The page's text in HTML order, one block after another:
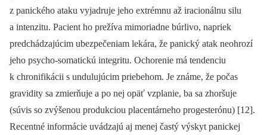
z panického ataku vyjadruje jeho extrémnu až iracionálnu silu
a intenzitu. Pacient ho prežíva mimoriadne búrlivo, napriek
predchádzajúcim ubezpečeniam lekára, že panický atak neohrozí
jeho psycho-somatickú integritu. Ochorenie má tendenciu
k chronifikácii s undulujúcim priebehom. Je známe, že počas
gravidity sa zmierňuje a po nej opäť vzplanie, ba sa zhoršuje
(súvis so zvýšenou produkciou placentárneho progesterónu) [12].
Recentné informácie uvádzajú aj menej častý výskyt panickej